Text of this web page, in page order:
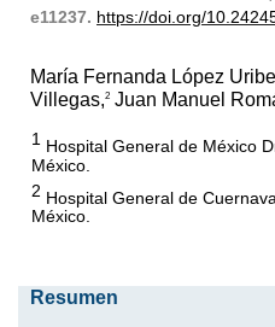
e11237. https://doi.org/
María Fernanda López
Villegas,2 Juan Manuel
1 Hospital General de México
México.
2 Hospital General de
México.
Resumen